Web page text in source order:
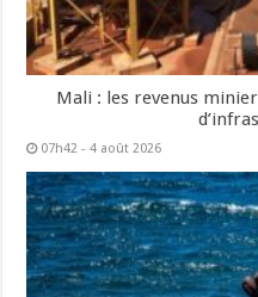
Mali : les revenus
07h42 - 4 août 2026